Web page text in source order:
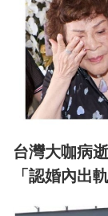
台灣大咖病
「認婚內出